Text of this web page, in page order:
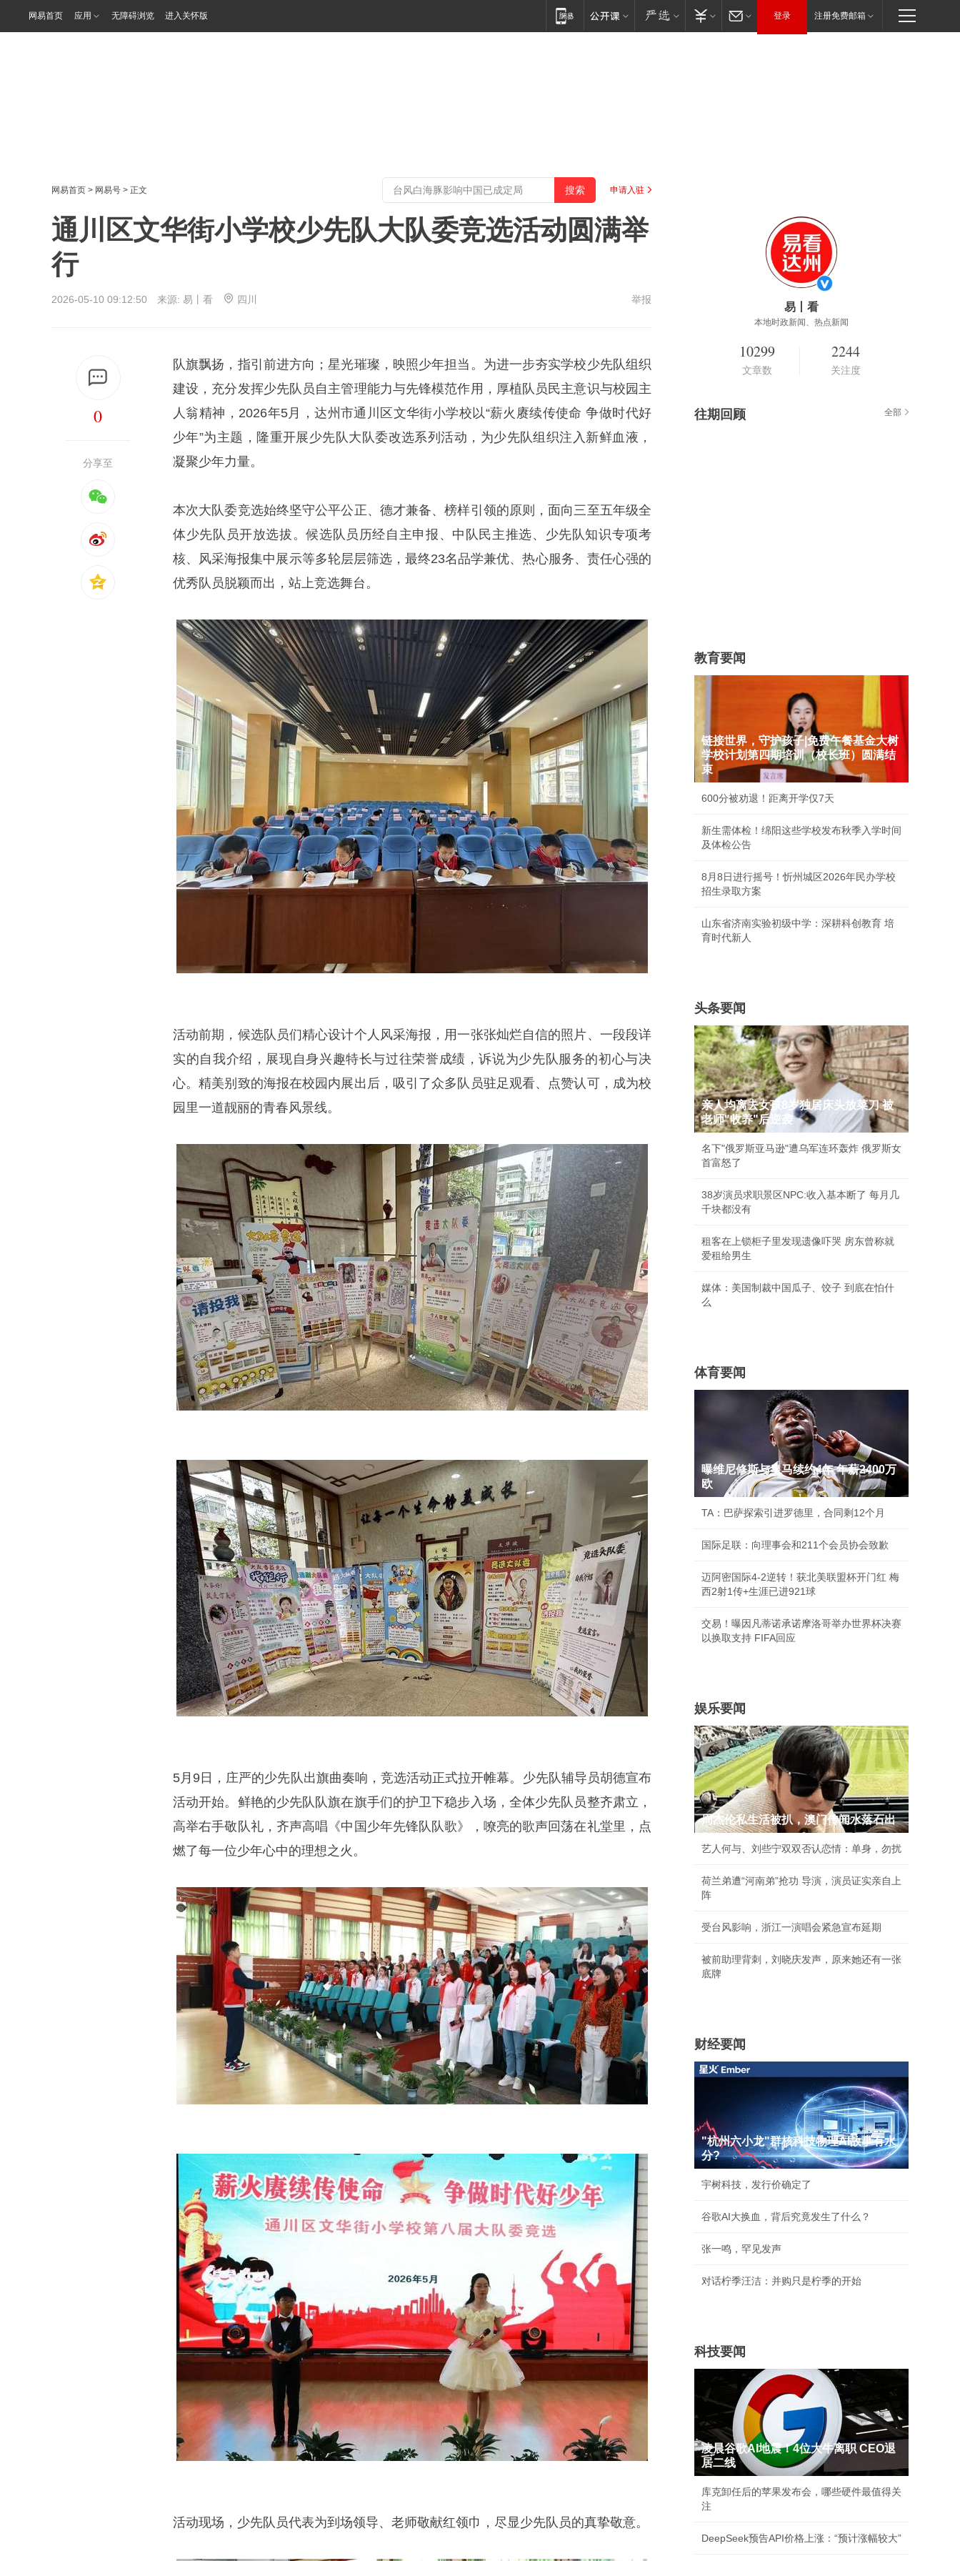
网易首页 应用 无障碍浏览 进入关怀版 登录 注册免费邮箱
网易首页 > 网易号 > 正文 申请入驻
通川区文华街小学校少先队大队委竞选活动圆满举
行
2026-05-10 09:12:50 来源: 易丨看 四川 举报
0
分享至
队旗飘扬，指引前进方向；星光璀璨，映照少年担当。为进一步夯实学校少先队组织
建设，充分发挥少先队员自主管理能力与先锋模范作用，厚植队员民主意识与校园主
人翁精神，2026年5月，达州市通川区文华街小学校以“薪火赓续传使命 争做时代好
少年”为主题，隆重开展少先队大队委改选系列活动，为少先队组织注入新鲜血液，
凝聚少年力量。
本次大队委竞选始终坚守公平公正、德才兼备、榜样引领的原则，面向三至五年级全
体少先队员开放选拔。候选队员历经自主申报、中队民主推选、少先队知识专项考
核、风采海报集中展示等多轮层层筛选，最终23名品学兼优、热心服务、责任心强的
优秀队员脱颖而出，站上竞选舞台。
活动前期，候选队员们精心设计个人风采海报，用一张张灿烂自信的照片、一段段详
实的自我介绍，展现自身兴趣特长与过往荣誉成绩，诉说为少先队服务的初心与决
心。精美别致的海报在校园内展出后，吸引了众多队员驻足观看、点赞认可，成为校
园里一道靓丽的青春风景线。
5月9日，庄严的少先队出旗曲奏响，竞选活动正式拉开帷幕。少先队辅导员胡德宣布
活动开始。鲜艳的少先队队旗在旗手们的护卫下稳步入场，全体少先队员整齐肃立，
高举右手敬队礼，齐声高唱《中国少年先锋队队歌》，嘹亮的歌声回荡在礼堂里，点
燃了每一位少年心中的理想之火。
活动现场，少先队员代表为到场领导、老师敬献红领巾，尽显少先队员的真挚敬意。
易丨看
本地时政新闻、热点新闻
10299
文章数
2244
关注度
往期回顾 全部
教育要闻
链接世界，守护孩子|免费午餐基金大树
学校计划第四期培训（校长班）圆满结
束
600分被劝退！距离开学仅7天
新生需体检！绵阳这些学校发布秋季入学时间
及体检公告
8月8日进行摇号！忻州城区2026年民办学校
招生录取方案
山东省济南实验初级中学：深耕科创教育 培
育时代新人
头条要闻
亲人均离去女孩8岁独居床头放菜刀 被
老师"收养"后逆袭
名下"俄罗斯亚马逊"遭乌军连环轰炸 俄罗斯女
首富怒了
38岁演员求职景区NPC:收入基本断了 每月几
千块都没有
租客在上锁柜子里发现遗像吓哭 房东曾称就
爱租给男生
媒体：美国制裁中国瓜子、饺子 到底在怕什
么
体育要闻
曝维尼修斯与皇马续约4年 年薪2400万
欧
TA：巴萨探索引进罗德里，合同剩12个月
国际足联：向理事会和211个会员协会致歉
迈阿密国际4-2逆转！获北美联盟杯开门红 梅
西2射1传+生涯已进921球
交易！曝因凡蒂诺承诺摩洛哥举办世界杯决赛
以换取支持 FIFA回应
娱乐要闻
周杰伦私生活被扒，澳门传闻水落石出
艺人何与、刘些宁双双否认恋情：单身，勿扰
荷兰弟遭“河南弟”抢功 导演，演员证实亲自上
阵
受台风影响，浙江一演唱会紧急宣布延期
被前助理背刺，刘晓庆发声，原来她还有一张
底牌
财经要闻
"杭州六小龙"群核科技物理AI故事有水
分?
宇树科技，发行价确定了
谷歌AI大换血，背后究竟发生了什么？
张一鸣，罕见发声
对话柠季汪洁：并购只是柠季的开始
科技要闻
凌晨谷歌AI地震！4位大牛离职 CEO退
居二线
库克卸任后的苹果发布会，哪些硬件最值得关
注
DeepSeek预告API价格上涨：“预计涨幅较大”